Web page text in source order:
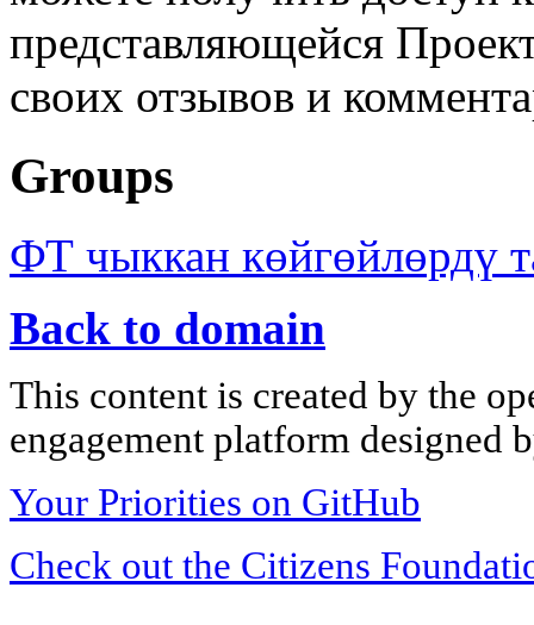
представляющейся
своих отзывов и
Groups
ФТ чыккан көйгөйлөрдү
Back to domain
This content is created by the
engagement platform designed
Your Priorities on GitHub
Check out the Citizens